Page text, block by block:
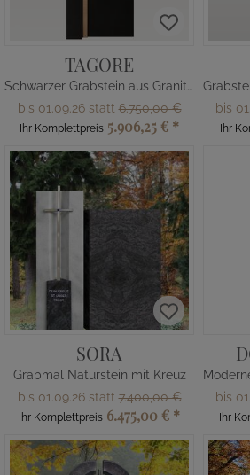
TAGORE
Schwarzer Grabstein aus Granit mit Bronze Design vom Steinmetz
bis 01.09.26 statt6.750,00 €
Ihr Komplettpreis 5.906,25 € *
bis
Ihr
SORA
Grabmal Naturstein mit Kreuz
bis 01.09.26 statt7.400,00 €
Ihr Komplettpreis 6.475,00 € *
bis
Ihr